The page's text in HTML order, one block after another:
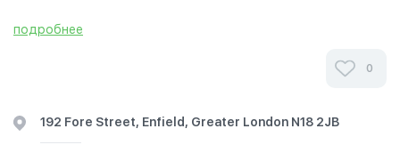
подробнее
0
192 Fore Street, Enfield, Greater London N18 2JB